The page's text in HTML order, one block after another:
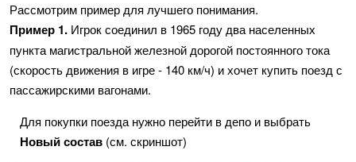
Рассмотрим пример для лучшего понимания.
Пример 1. Игрок соединил в 1965 году два населенных
пункта магистральной железной дорогой постоянного тока
(скорость движения в игре - 140 км/ч) и хочет купить поезд с
пассажирскими вагонами.
Для покупки поезда нужно перейти в депо и выбрать
Новый состав (см. скриншот)